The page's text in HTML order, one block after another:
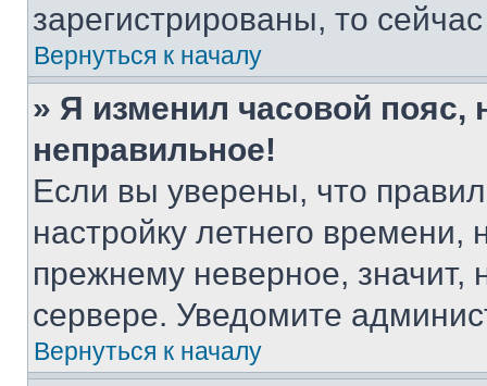
зарегистрированы, то
Вернуться к началу
» Я изменил часовой пояс,
неправильное!
Если вы уверены, что
настройку летнего
прежнему неверное, значит,
сервере. Уведомите
Вернуться к началу